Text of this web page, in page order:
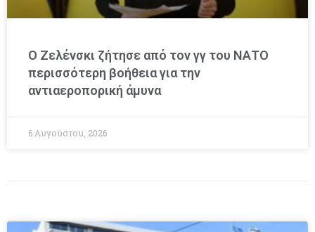
Ο Ζελένσκι ζήτησε από τον γγ του ΝΑΤΟ
περισσότερη βοήθεια για την
αντιαεροπορική άμυνα
6 Αυγούστου, 2026